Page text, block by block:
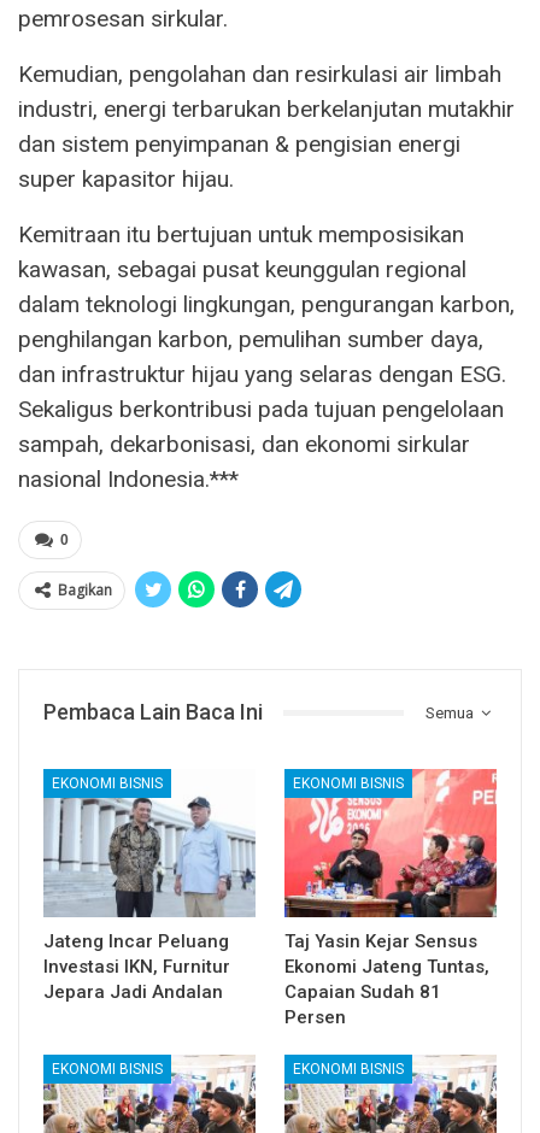
pemrosesan sirkular.
Kemudian, pengolahan dan resirkulasi air limbah
industri, energi terbarukan berkelanjutan mutakhir
dan sistem penyimpanan & pengisian energi
super kapasitor hijau.
Kemitraan itu bertujuan untuk memposisikan
kawasan, sebagai pusat keunggulan regional
dalam teknologi lingkungan, pengurangan karbon,
penghilangan karbon, pemulihan sumber daya,
dan infrastruktur hijau yang selaras dengan ESG.
Sekaligus berkontribusi pada tujuan pengelolaan
sampah, dekarbonisasi, dan ekonomi sirkular
nasional Indonesia.***
0
Bagikan
Semua
Pembaca Lain Baca Ini
EKONOMI BISNIS
Jateng Incar Peluang
Investasi IKN, Furnitur
Jepara Jadi Andalan
EKONOMI BISNIS
Taj Yasin Kejar Sensus
Ekonomi Jateng Tuntas,
Capaian Sudah 81
Persen
EKONOMI BISNIS EKONOMI BISNIS